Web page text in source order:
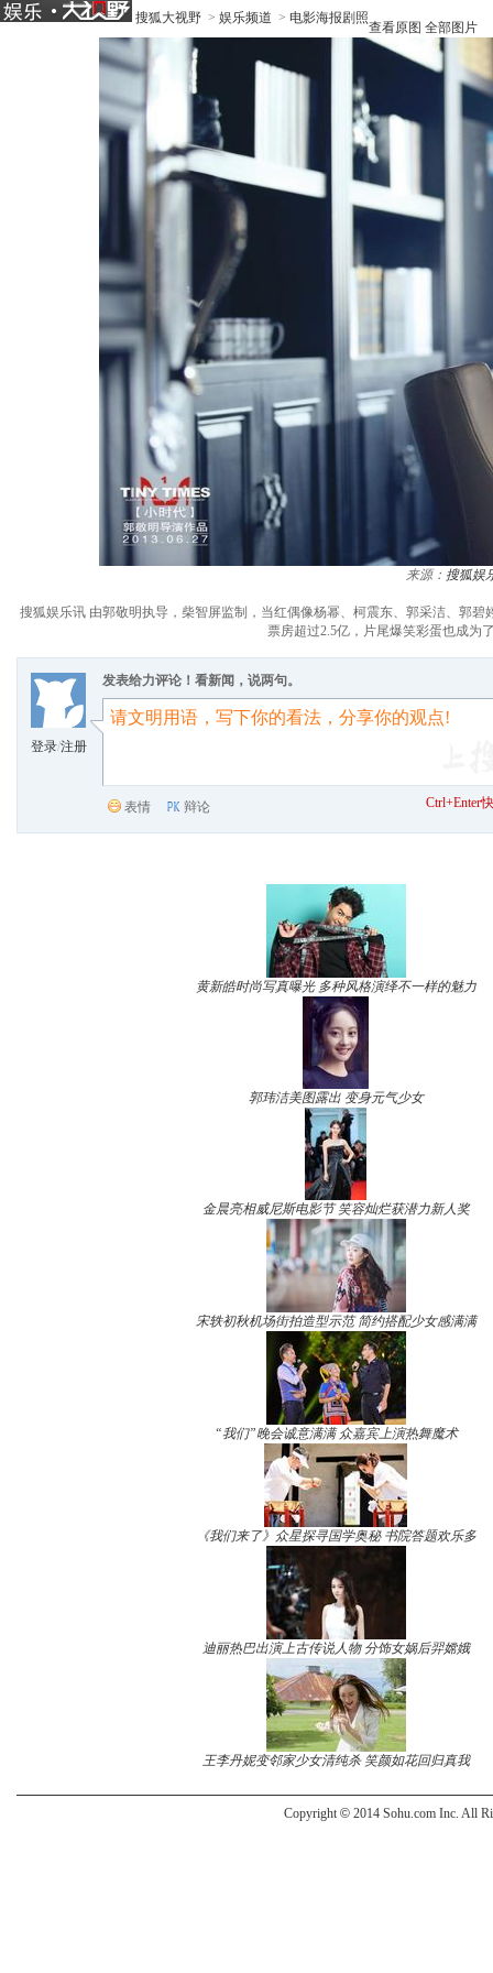
搜狐大视野 > 娱乐频道 > 电影海报剧照
查看原图 全部图片
来源： 搜狐娱
搜狐娱乐讯 由郭敬明执导，柴智屏监制，当红偶像杨幂、柯震东、郭采洁、郭
票房超过2.5亿，片尾爆笑彩蛋也成为
登录/注册
发表给力评论！看新闻，说两句。
表情 辩论 Ctrl+Enter
黄新皓时尚写真曝光 多种风格演绎不一样的魅力
郭玮洁美图露出 变身元气少女
金晨亮相威尼斯电影节 笑容灿烂获潜力新人奖
宋轶初秋机场街拍造型示范 简约搭配少女感满满
“我们”晚会诚意满满 众嘉宾上演热舞魔术
《我们来了》众星探寻国学奥秘 书院答题欢乐多
迪丽热巴出演上古传说人物 分饰女娲后羿嫦娥
王李丹妮变邻家少女清纯杀 笑颜如花回归真我
Copyright © 2014 Sohu.com Inc. All